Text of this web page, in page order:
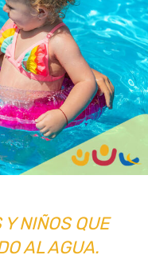
NIÑOS QUE
AL AGUA.